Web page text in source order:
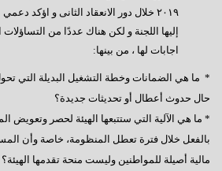
٢٠١٩ خلال دور الانعقاد الثانى و اؤكد
إليها اللجنة و لكن هناك عددًا من
اجابات لها ، من بينها:
* ⁠ ما هي الضمانات وخطة التشغيل البديلة التي
حال حدوث أعطال أو تحديثات جديدة؟
* ما هي الآلية التي ستتبعها الهيئة لحصر وتعويض
بالفعل خلال فترة تعطل المنظومة، خاصة وأن
مالية أصيلة للمواطنين وليست منحة تقدمها الهيئة؟